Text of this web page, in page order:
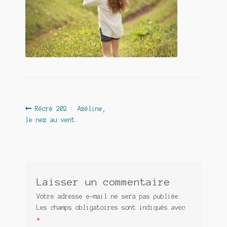
De(s)tracteur réduit au silence
Enlèvement rêvé
La clé du bonheur
Marre des adultes
Mes romans
Navigation
de
Article
précédent :
Récré 202 : Azéline,
le nez au vent.
Laisser un commentaire
Votre adresse e-mail ne sera pas publiée.
Les champs obligatoires sont indiqués avec
*